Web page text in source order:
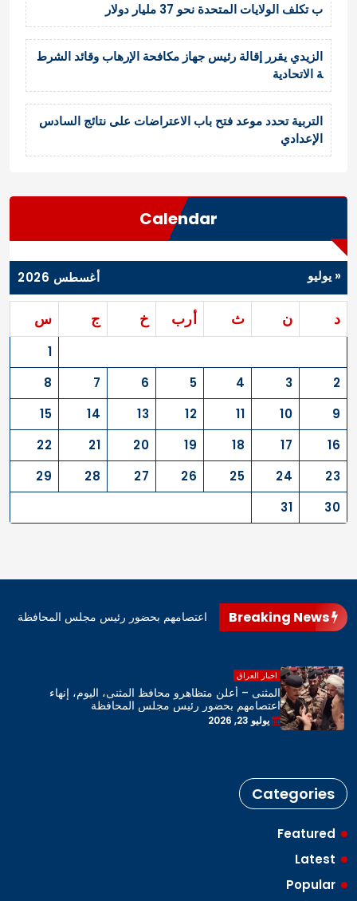
ب تكلف الولايات المتحدة نحو 37 مليار دولار
الزيدي يقرر إقالة رئيس جهاز مكافحة الإرهاب وقائد الشرط
ة الاتحادية
التربية تحدد موعد فتح باب الاعتراضات على نتائج السادس
الإعدادي
Calendar
أغسطس 2026
د ن ث أرب خ ج س
1
2
3
4
5
6
7
8
9
10
11
12
13
14
15
16
17
18
19
20
21
22
23
24
25
26
27
28
29
30
31
« يوليو
محافظ المثنى، اليوم، إنهاء اعتصامهم بحضور رئيس مجلس المحافظة
اخبار العراق
المثنى – أعلن متظاهرو محافظ المثنى، اليوم، إنهاء
اعتصامهم بحضور رئيس مجلس المحافظة
يوليو 23, 2026
Categories
Featured
Latest
Popular